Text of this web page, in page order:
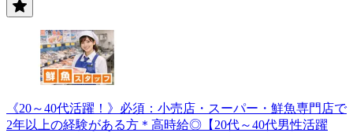
《20～40代活躍！》必須：小売店・スーパー・鮮魚専門店で
2年以上の経験がある方＊高時給◎【20代～40代男性活躍